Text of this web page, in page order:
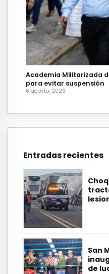
Academia Militarizada
para evitar suspensión
6 agosto, 2026
Entradas recientes
San
de